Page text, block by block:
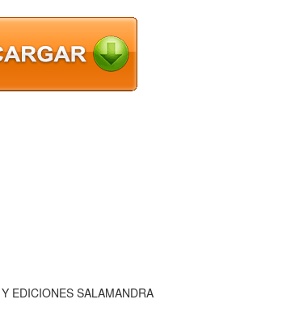
EDICIONES SALAMANDRA